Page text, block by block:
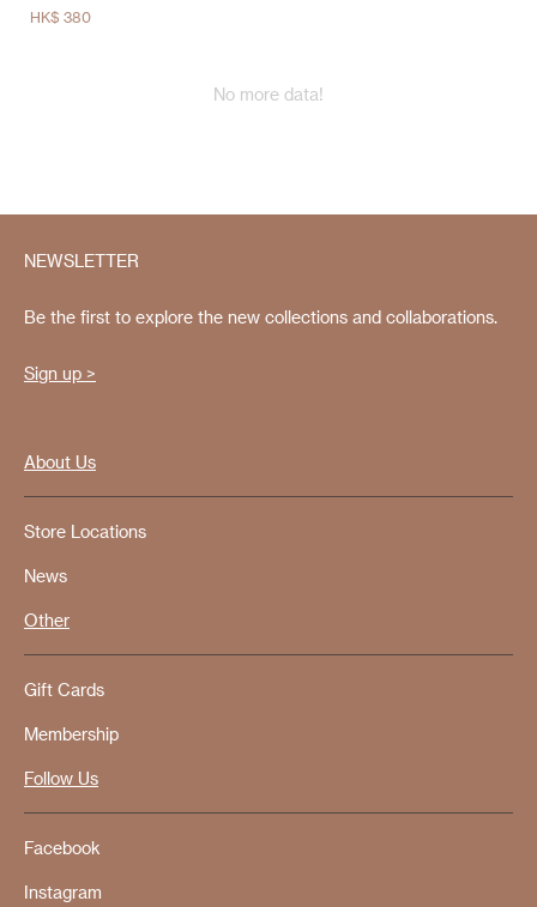
HK$ 380
No more data!
NEWSLETTER
Be the first to explore the new collections and collaborations.
Sign up >
About Us
Store Locations
News
Other
Gift Cards
Membership
Follow Us
Facebook
Instagram